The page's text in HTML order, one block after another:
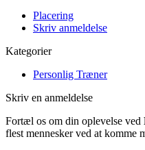
Placering
Skriv anmeldelse
Kategorier
Personlig Træner
Skriv en anmeldelse
Fortæl os om din oplevelse ved
flest mennesker ved at komme